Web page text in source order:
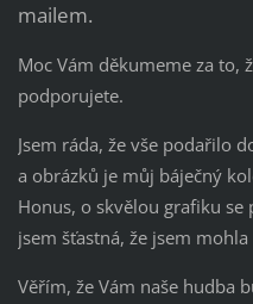
mailem.
Moc Vám děkumeme za to,
podporujete.
Jsem ráda, že vše podařilo
a obrázků je můj báječný
Honus, o skvělou grafiku se
jsem šťastná, že jsem
Věřím, že Vám naše hudba